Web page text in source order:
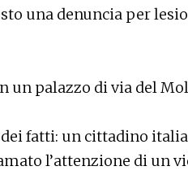
una denuncia per
un palazzo di via del
fatti: un cittadino
l’attenzione di un